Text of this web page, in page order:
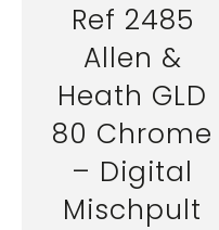
Ref 2485
Allen &
Heath GLD
80 Chrome
– Digital
Mischpult